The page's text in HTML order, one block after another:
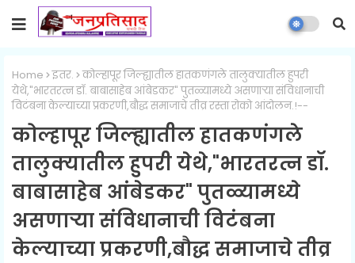
Home इतर.
कोल्हापूर जिल्ह्यातील हातकणंगले तालुक्यातील हुपरी
येथे,"भारतरत्न डॉ. बाबासाहेब आंबेडकर" पुतळ्यामध्ये असणाऱ्या संविधानाची
विटंबना केल्याच्या प्रकरणी,बौद्ध समाजाचे तीव्र रस्ता रोको आंदोलन.!--
कोल्हापूर जिल्ह्यातील हातकणंगले
तालुक्यातील हुपरी येथे,"भारतरत्न डॉ.
बाबासाहेब आंबेडकर" पुतळ्यामध्ये
असणाऱ्या संविधानाची विटंबना
केल्याच्या प्रकरणी,बौद्ध समाजाचे तीव्र